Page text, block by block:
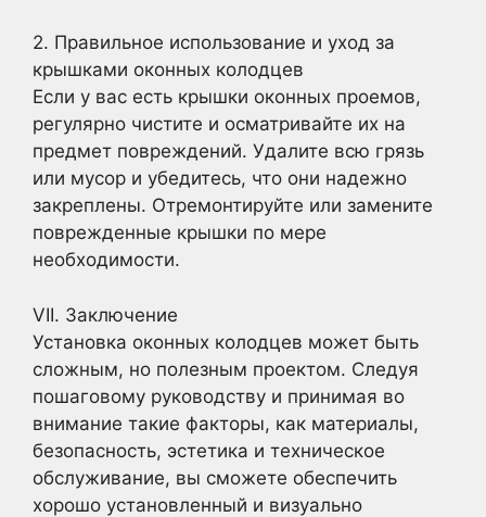
2. Правильное использование и уход за
крышками оконных колодцев
Если у вас есть крышки оконных проемов,
регулярно чистите и осматривайте их на
предмет повреждений. Удалите всю грязь
или мусор и убедитесь, что они надежно
закреплены. Отремонтируйте или замените
поврежденные крышки по мере
необходимости.
VII. Заключение
Установка оконных колодцев может быть
сложным, но полезным проектом. Следуя
пошаговому руководству и принимая во
внимание такие факторы, как материалы,
безопасность, эстетика и техническое
обслуживание, вы сможете обеспечить
хорошо установленный и визуально